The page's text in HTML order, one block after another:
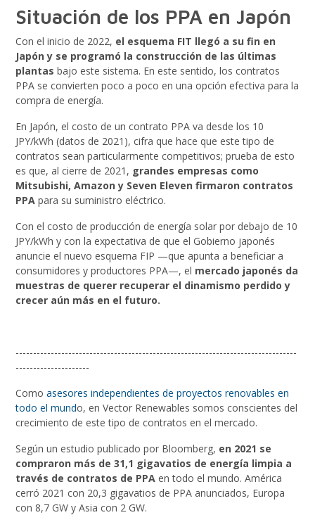
Situación de los PPA en Japón
Con el inicio de 2022, el esquema FIT llegó a su fin en
Japón y se programó la construcción de las últimas
plantas bajo este sistema. En este sentido, los contratos
PPA se convierten poco a poco en una opción efectiva para la
compra de energía.
En Japón, el costo de un contrato PPA va desde los 10
JPY/kWh (datos de 2021), cifra que hace que este tipo de
contratos sean particularmente competitivos; prueba de esto
es que, al cierre de 2021, grandes empresas como
Mitsubishi, Amazon y Seven Eleven firmaron contratos
PPA para su suministro eléctrico.
Con el costo de producción de energía solar por debajo de 10
JPY/kWh y con la expectativa de que el Gobierno japonés
anuncie el nuevo esquema FIP —que apunta a beneficiar a
consumidores y productores PPA—, el mercado japonés da
muestras de querer recuperar el dinamismo perdido y
crecer aún más en el futuro.
--------------------------------------------------------------------------------
---------------------
Como asesores independientes de proyectos renovables en
todo el mundo, en Vector Renewables somos conscientes del
crecimiento de este tipo de contratos en el mercado.
Según un estudio publicado por Bloomberg, en 2021 se
compraron más de 31,1 gigavatios de energía limpia a
través de contratos de PPA en todo el mundo. América
cerró 2021 con 20,3 gigavatios de PPA anunciados, Europa
con 8,7 GW y Asia con 2 GW.